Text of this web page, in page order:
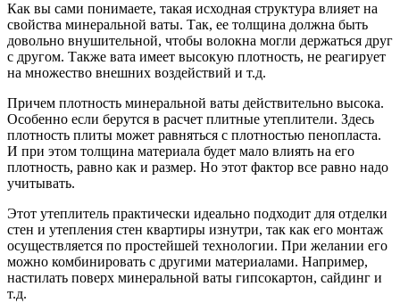
Как вы сами понимаете, такая исходная структура влияет на
свойства минеральной ваты. Так, ее толщина должна быть
довольно внушительной, чтобы волокна могли держаться друг
с другом. Также вата имеет высокую плотность, не реагирует
на множество внешних воздействий и т.д.
Причем плотность минеральной ваты действительно высока.
Особенно если берутся в расчет плитные утеплители. Здесь
плотность плиты может равняться с плотностью пенопласта.
И при этом толщина материала будет мало влиять на его
плотность, равно как и размер. Но этот фактор все равно надо
учитывать.
Этот утеплитель практически идеально подходит для отделки
стен и утепления стен квартиры изнутри, так как его монтаж
осуществляется по простейшей технологии. При желании его
можно комбинировать с другими материалами. Например,
настилать поверх минеральной ваты гипсокартон, сайдинг и
т.д.